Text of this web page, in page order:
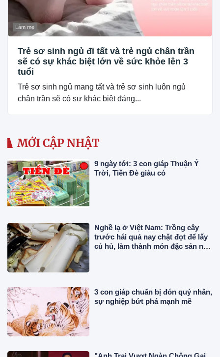
Làm mẹ
Trẻ sơ sinh ngủ đi tất và trẻ ngủ chân trần
sẽ có sự khác biệt lớn về sức khỏe lên 3
tuổi
Trẻ sơ sinh ngủ mang tất và trẻ sơ sinh luôn ngủ
chân trần sẽ có sự khác biệt đáng...
MỚI CẬP NHẬT
9 ngày tới: 3 con giáp Thuận Ý
Trời, Tiền Đè giàu có
Nghề lạ ở Việt Nam: Trồng cây
trước hái quả nay chặt đọt để lấy
củ hủ, làm thành món đặc sản nổi
3 con giáp chuẩn bị đón quý nhân,
sự nghiệp bứt phá mạnh mẽ